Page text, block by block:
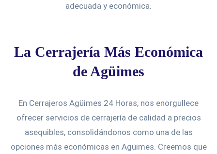
adecuada y económica.
La Cerrajería Más Económica
de Agüimes
En Cerrajeros Agüimes 24 Horas, nos enorgullece
ofrecer servicios de cerrajería de calidad a precios
asequibles, consolidándonos como una de las
opciones más económicas en Agüimes. Creemos que